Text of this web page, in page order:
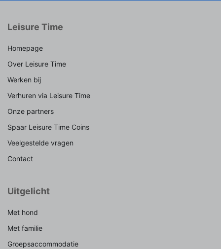
Leisure Time
Homepage
Over Leisure Time
Werken bij
Verhuren via Leisure Time
Onze partners
Spaar Leisure Time Coins
Veelgestelde vragen
Contact
Uitgelicht
Met hond
Met familie
Groepsaccommodatie